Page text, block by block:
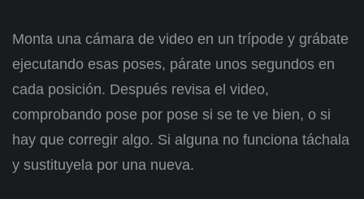
Monta una cámara de video en un trípode y grábate
ejecutando esas poses, párate unos segundos en
cada posición. Después revisa el video,
comprobando pose por pose si se te ve bien, o si
hay que corregir algo. Si alguna no funciona táchala
y sustituyela por una nueva.